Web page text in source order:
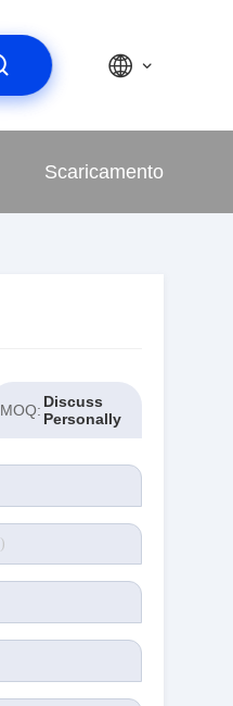
Scaricamento
MOQ: Discuss
Personally